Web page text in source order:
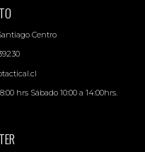
Centro
hrs Sábado 10:00 a 14:00hrs.